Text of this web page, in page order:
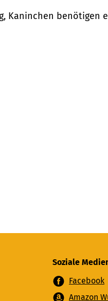
benötigen
Soziale
Facebook
Amazon